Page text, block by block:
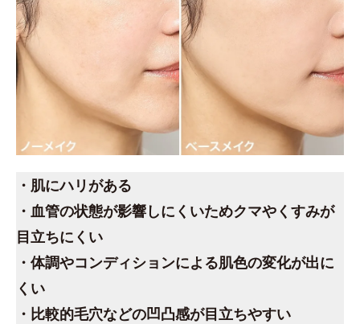
・肌にハリがある
・血管の状態が影響しにくいためクマやくすみが
目立ちにくい
・体調やコンディションによる肌色の変化が出に
くい
・比較的毛穴などの凹凸感が目立ちやすい